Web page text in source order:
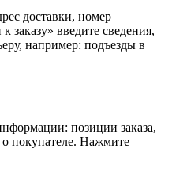
доставки, номер
заказу» введите сведения,
например: подъезды в
позиции заказа,
покупателе. Нажмите